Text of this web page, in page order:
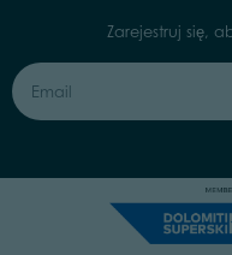
Zarejestruj się,